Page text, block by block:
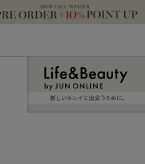
新しいキレイと出合うために。